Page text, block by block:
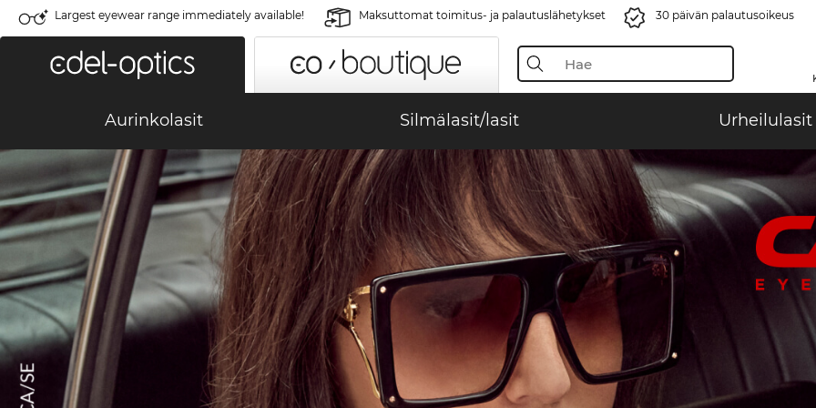
Largest eyewear range immediately available! Maksuttomat toimitus- ja palautuslähetykset 30 päivän palautusoikeus
Aurinkolasit Silmälasit/lasit Urheilulasit